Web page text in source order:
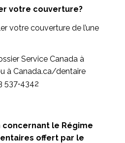
votre couverture?
votre couverture de l’une
Service Canada à
à Canada.ca/dentaire
537‑4342
le Régime
offert par le